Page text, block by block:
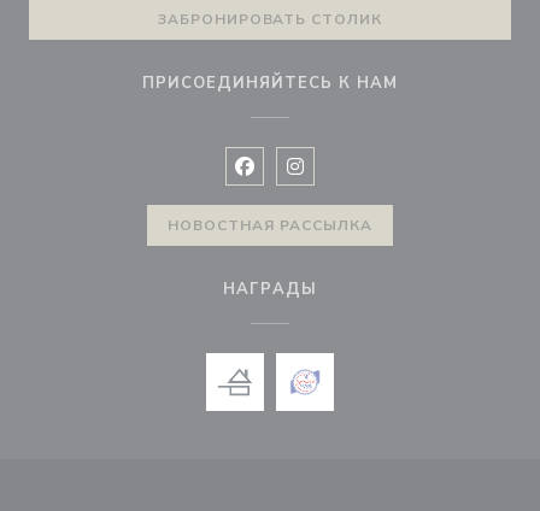
ЗАБРОНИРОВАТЬ СТОЛИК
ПРИСОЕДИНЯЙТЕСЬ К НАМ
Facebook ((открывается в новом
Instagram ((открывается в
НОВОСТНАЯ РАССЫЛКА
НАГРАДЫ